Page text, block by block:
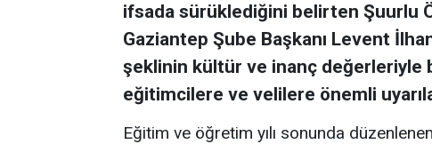
ifsada sürüklediğini belirten Şuurlu
Gaziantep Şube Başkanı Levent
şeklinin kültür ve inanç değerleriyle
eğitimcilere ve velilere önemli
Eğitim ve öğretim yılı sonunda